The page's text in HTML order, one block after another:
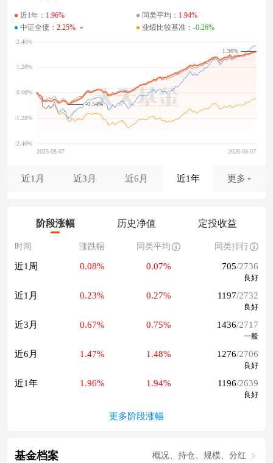
近1年： 1.96% 同类平均： 1.94%
中证全债： 2.25% 业绩比较基准： -0.26%
-0.54%
1.96%
近1月 近3月 近6月 近1年 更多
阶段涨幅 历史净值 定投收益
时间 涨跌幅 同类平均 同类排行
近1周 0.08% 0.07% 705/2736
良好
近1月 0.23% 0.27% 1197/2732
良好
近3月 0.67% 0.75% 1436/2717
一般
近6月 1.47% 1.48% 1276/2706
良好
近1年 1.96% 1.94% 1196/2639
良好
更多阶段涨幅
基金档案 概况、持仓、规模、分红